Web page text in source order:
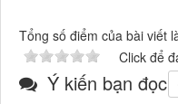
Tổng số điểm của bài viết
Click để
Ý kiến bạn đọc